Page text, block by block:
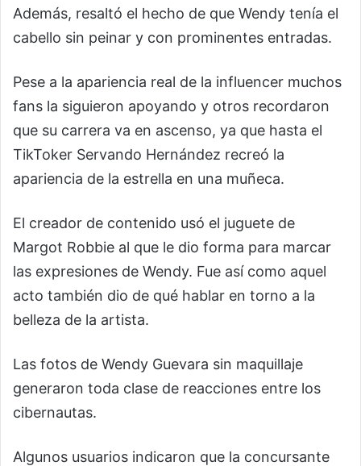
Además, resaltó el hecho de que Wendy tenía el
cabello sin peinar y con prominentes entradas.
Pese a la apariencia real de la influencer muchos
fans la siguieron apoyando y otros recordaron
que su carrera va en ascenso, ya que hasta el
TikToker Servando Hernández recreó la
apariencia de la estrella en una muñeca.
El creador de contenido usó el juguete de
Margot Robbie al que le dio forma para marcar
las expresiones de Wendy. Fue así como aquel
acto también dio de qué hablar en torno a la
belleza de la artista.
Las fotos de Wendy Guevara sin maquillaje
generaron toda clase de reacciones entre los
cibernautas.
Algunos usuarios indicaron que la concursante